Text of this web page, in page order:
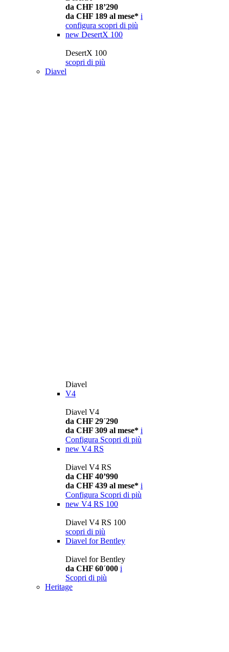
da CHF 18’290
da CHF 189 al mese* i
configura scopri di più
new DesertX 100
DesertX 100
scopri di più
Diavel
Diavel
V4
Diavel V4
da CHF 29´290
da CHF 309 al mese* i
Configura Scopri di più
new V4 RS
Diavel V4 RS
da CHF 40’990
da CHF 439 al mese* i
Configura Scopri di più
new V4 RS 100
Diavel V4 RS 100
scopri di più
Diavel for Bentley
Diavel for Bentley
da CHF 60´000 i
Scopri di più
Heritage